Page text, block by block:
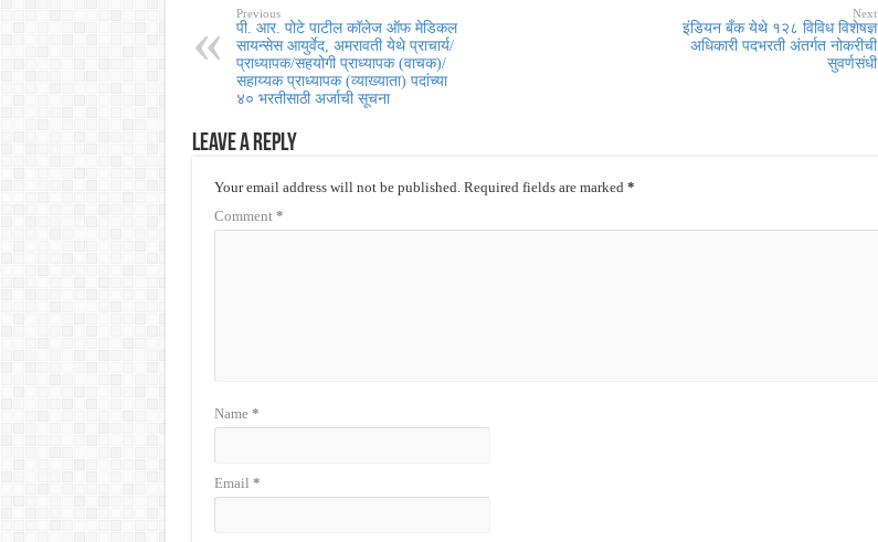
Previous
पी. आर. पोटे पाटील कॉलेज ऑफ मेडिकल
सायन्सेस आयुर्वेद, अमरावती येथे प्राचार्य/
प्राध्यापक/सहयोगी प्राध्यापक (वाचक)/
सहाय्यक प्राध्यापक (व्याख्याता) पदांच्या
४० भरतीसाठी अर्जाची सूचना
Next
इंडियन बँक येथे १२८ विविध विशेषज्ञ
अधिकारी पदभरती अंतर्गत नोकरीची
सुवर्णसंधी
Leave a Reply
Your email address will not be published. Required fields are marked *
Comment *
Name *
Email *